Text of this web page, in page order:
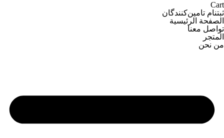
Cart
ثبتنام تامین‌کنندگان
الصفحة الرئيسية
تواصل معنا
المتجر
من نحن